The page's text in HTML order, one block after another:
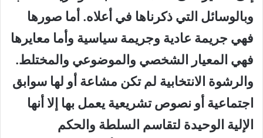
وبالوسائل التي ذكرناها في أعلاه. أما صورها
فهي جريمة عادية وجريمة سياسية وأما معايرها
فهي المعيار الشخصي والموضوعي والمختلط.
والرشوة الانتخابية لم تكن مشاعة أو لها سوابق
اجتماعية أو نصوص تشريعية يعمل بها إلا أنها
الإلية الوحيدة لتقاسم السلطة والحكم